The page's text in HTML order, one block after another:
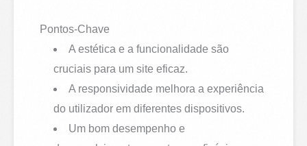
Pontos-Chave
A estética e a funcionalidade são
cruciais para um site eficaz.
A responsividade melhora a experiência
do utilizador em diferentes dispositivos.
Um bom desempenho e